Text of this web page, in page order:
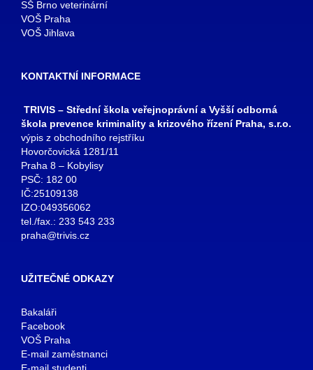
SŠ Brno veterinární
VOŠ Praha
VOŠ Jihlava
KONTAKTNÍ INFORMACE
TRIVIS – Střední škola veřejnoprávní a Vyšší odborná
škola prevence kriminality a krizového řízení Praha, s.r.o.
výpis z obchodního rejstříku
Hovorčovická 1281/11
Praha 8 – Kobylisy
PSČ: 182 00
IČ:25109138
IZO:049356062
tel./fax.: 233 543 233
praha@trivis.cz
UŽITEČNÉ ODKAZY
Bakaláři
Facebook
VOŠ Praha
E-mail zaměstnanci
E-mail studenti